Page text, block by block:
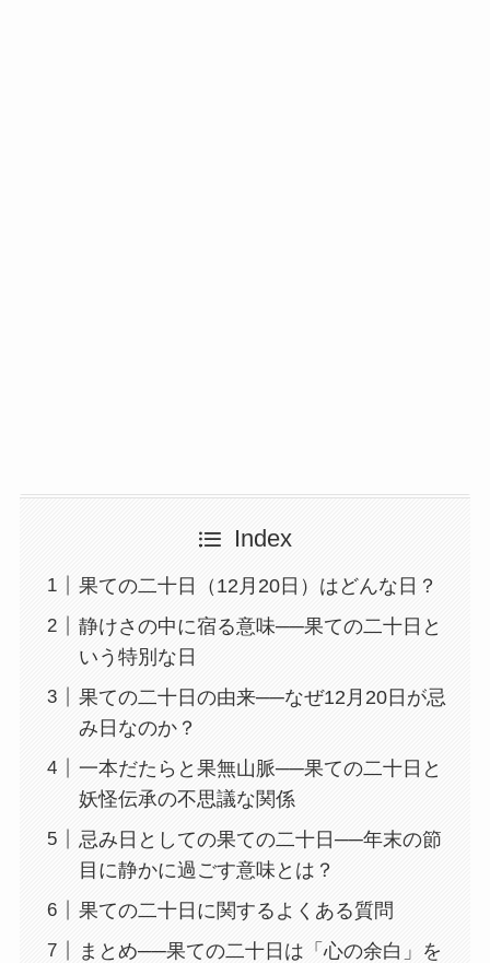
Index
果ての二十日（12月20日）はどんな日？
静けさの中に宿る意味──果ての二十日と
いう特別な日
果ての二十日の由来──なぜ12月20日が忌
み日なのか？
一本だたらと果無山脈──果ての二十日と
妖怪伝承の不思議な関係
忌み日としての果ての二十日──年末の節
目に静かに過ごす意味とは？
果ての二十日に関するよくある質問
まとめ──果ての二十日は「心の余白」を